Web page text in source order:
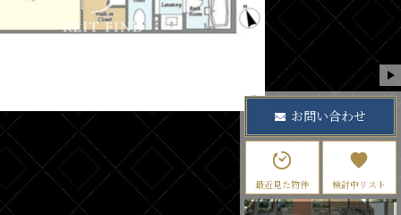
お問い合わせ
最近見た物件 検討中リスト